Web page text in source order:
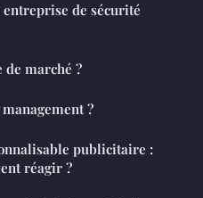
de sécurité
marché ?
?
publicitaire :
réagir ?